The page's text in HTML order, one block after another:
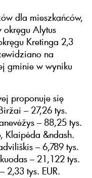
dla mieszkańców,
okręgu Alytus
Kretinga 2,3
na
gminie w wyniku
proponuje się
– 27,26 tys.
– 88,25 tys.
Klaipėda &ndash.
– 6,789 tys.
– 21,122 tys.
2,33 tys. EUR.